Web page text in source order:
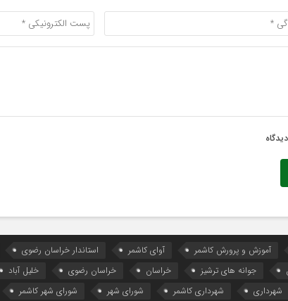
آموزش و پرورش کاشمر آوای کاشمر استاندار خراسان رضوی
جوانه های ترشیز خراسان خراسان رضوی خلیل آباد
شهرداری شهرداری کاشمر شورای شهر شورای شهر کاشمر